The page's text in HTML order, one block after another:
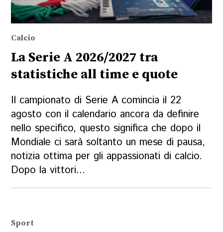
Calcio
La Serie A 2026/2027 tra
statistiche all time e quote
Il campionato di Serie A comincia il 22
agosto con il calendario ancora da definire
nello specifico, questo significa che dopo il
Mondiale ci sarà soltanto un mese di pausa,
notizia ottima per gli appassionati di calcio.
Dopo la vittori...
Sport